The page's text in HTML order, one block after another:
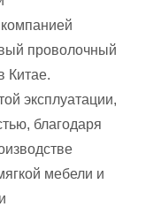
проволочный
Китае.
эксплуатации,
благодаря
мебели и